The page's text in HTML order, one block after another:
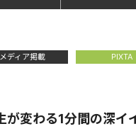
メディア掲載 PIXTA
が変わる1分間の深